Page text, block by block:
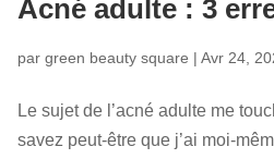
Acné adulte : 3
pargreen beauty square |Avr 24,
Le sujet de l’acné adulte me
savez peut-être que j’ai moi-